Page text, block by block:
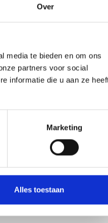
Over
media te bieden en om ons
partners voor social
informatie die u aan ze
Marketing
Alles toestaan
Voor